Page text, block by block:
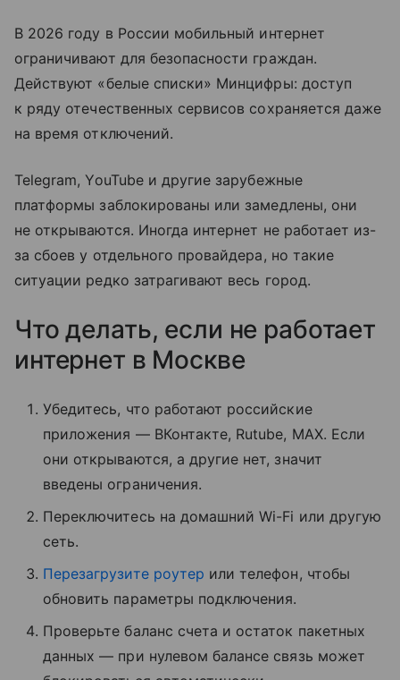
В 2026 году в России мобильный интернет
ограничивают для безопасности граждан.
Действуют «белые списки» Минцифры: доступ
к ряду отечественных сервисов сохраняется даже
на время отключений.
Telegram, YouTube и другие зарубежные
платформы заблокированы или замедлены, они
не открываются. Иногда интернет не работает из-
за сбоев у отдельного провайдера, но такие
ситуации редко затрагивают весь город.
Что делать, если не работает
интернет в Москве
Убедитесь, что работают российские
приложения — ВКонтакте, Rutube, MAX. Если
они открываются, а другие нет, значит
введены ограничения.
Переключитесь на домашний Wi-Fi или другую
сеть.
Перезагрузите роутер или телефон, чтобы
обновить параметры подключения.
Проверьте баланс счета и остаток пакетных
данных — при нулевом балансе связь может